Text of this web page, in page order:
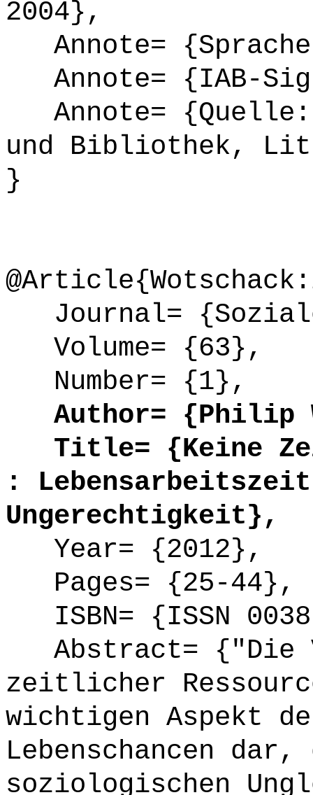
2004},
Annote=
Annote= {IAB-
Annote= {Quelle:
und Bibliothek,
}
Journal=
Volume= {63},
Number= {1},
Author= {Philip
Title= {Keine
:
Ungerechtigkeit},
Year= {2012},
Pages= {25-44},
ISBN= {ISSN
Abstract= {"Die
zeitlicher
wichtigen Aspekt
Lebenschancen
soziologischen